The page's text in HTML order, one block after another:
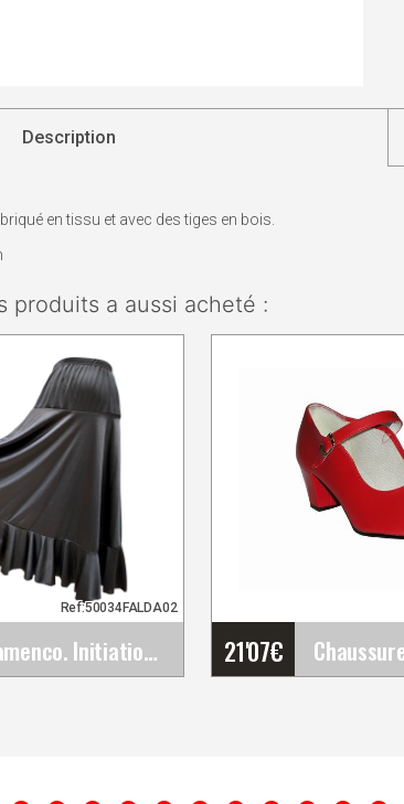
Description
en tissu et avec des tiges en bois.
produits a aussi acheté :
Jupe flamenco. Initiation-Débutant pour femme et&hellip;
Ref:50034FALDA02
21'07€